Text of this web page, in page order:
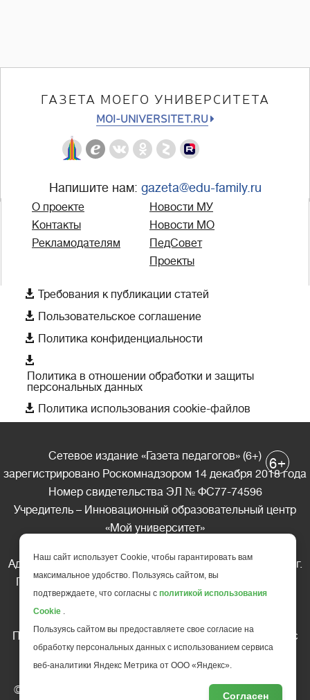
ГАЗЕТА МОЕГО УНИВЕРСИТЕТА
MOI-UNIVERSITET.RU
Напишите нам: gazeta@edu-family.ru
О проекте
Контакты
Рекламодателям
Новости МУ
Новости МО
ПедСовет
Проекты
 Требования к публикации статей
 Пользовательское соглашение
 Политика конфиденциальности

Политика в отношении обработки и защиты
персональных данных
 Политика использования cookie-файлов
Сетевое издание «Газета педагогов» (6+)
зарегистрировано Роскомнадзором 14 декабря 2018 года
Номер свидетельства ЭЛ № ФС77-74596
Учредитель – Инновационный образовательный центр
«Мой университет»
Адрес редакции: 185035 Россия, Республика Карелия, г.
Петрозаводск, ул. Фридриха Энгельса д.10, офис 211
Телефон редакции: +7 (499) 685-10-45
Перепечатка материалов газеты допускается только c
письменного разрешения редакции
Ссылка на «Газету педагогов» обязательна.
© АНО ДПО "Инновационный образовательный центр
6+
Наш сайт использует Cookie, чтобы гарантировать вам
максимальное удобство. Пользуясь сайтом, вы
подтверждаете, что согласны с политикой использования
Cookie .
Пользуясь сайтом вы предоставляете свое согласие на
обработку персональных данных с использованием сервиса
веб-аналитики Яндекс Метрика от ООО «Яндекс».
Согласен